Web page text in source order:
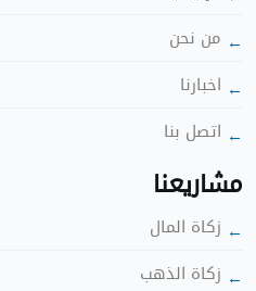
ن نحن
اخبارنا
اتصل بنا
شاريعنا
زكاة الما
زكاة الذهب